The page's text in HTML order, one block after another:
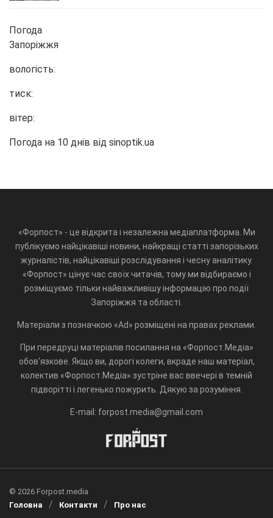
Погода
Запоріжжя
вологість:
тиск:
вітер:
Погода на 10 днів від sinoptik.ua
«Форпост» - це відкрита і незалежна медіаплатформа. Ми
публікуємо найцікавіші новини, найкращі статті запорізьких
журналістів, найцікавіші розслідування і чесну аналітику.
«Форпост» цінує час своїх читачів, тому ми відбираємо і
розміщуємо тільки найважливішу інформацію про події
Запоріжжя та області.
Матеріали з позначкою «Ad» розміщені на правах реклами.
При передруці матеріалів посилання на «Форпост.Медіа»
обов'язкове. Якщо ви, дорогі колеги, вкраде наш матеріал,
колектив «Форпост.Медіа» зустріне вас ввечері в темній
підворітті і легенько пожурить. Дякую за розуміння.
E-mail: forpost.media@gmail.com
© 2026 Forpost.media
Головна
Контакти Про нас